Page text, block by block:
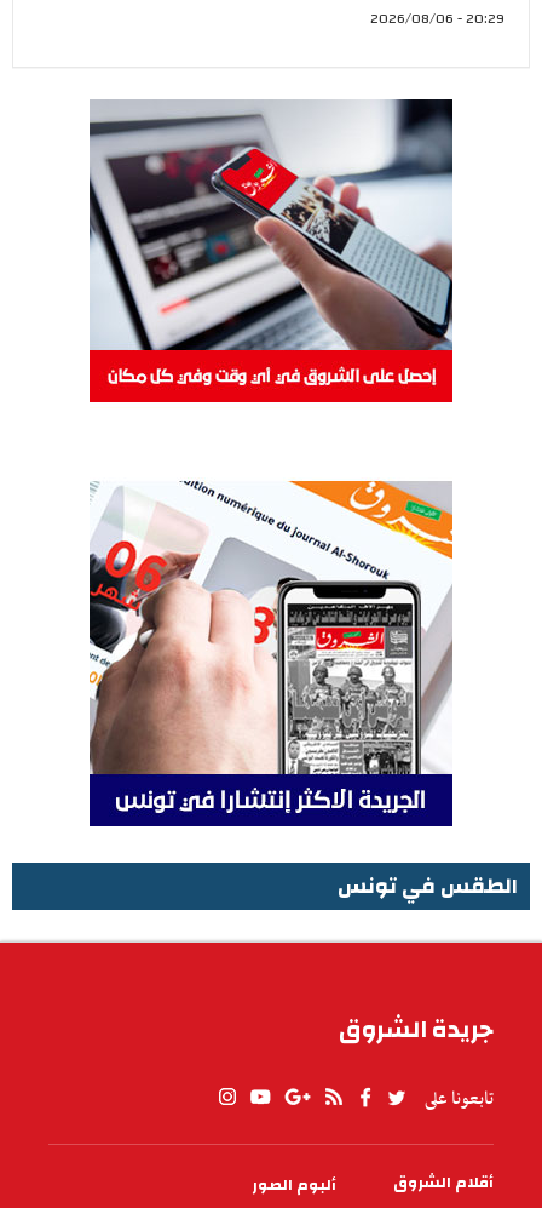
20:29 - 2026/08/06
الطقس في تونس
جريدة الشروق
تابعونا على
PIED
أقلام الشروق
ألبوم الصور